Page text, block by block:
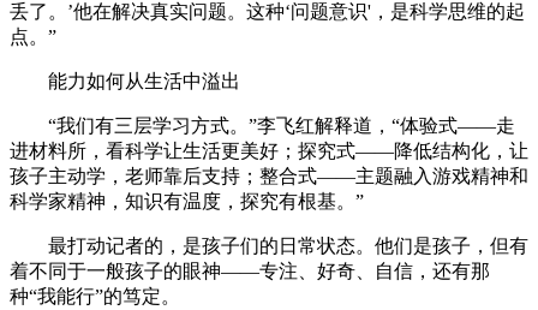
丢了。’他在解决真实问题。这种‘问题意识'，是科学思维的起
点。”
能力如何从生活中溢出
“我们有三层学习方式。”李飞红解释道，“体验式——走
进材料所，看科学让生活更美好；探究式——降低结构化，让
孩子主动学，老师靠后支持；整合式——主题融入游戏精神和
科学家精神，知识有温度，探究有根基。”
最打动记者的，是孩子们的日常状态。他们是孩子，但有
着不同于一般孩子的眼神——专注、好奇、自信，还有那
种“我能行”的笃定。